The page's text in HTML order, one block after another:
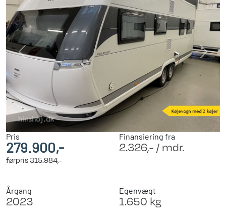
Previous Next
Pris
279.900,-
førpris315.984,-
Finansiering fra
2.326,- / mdr.
Årgang
2023
Egenvægt
1.650 kg